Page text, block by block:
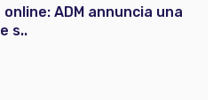
ADM annuncia una
s..